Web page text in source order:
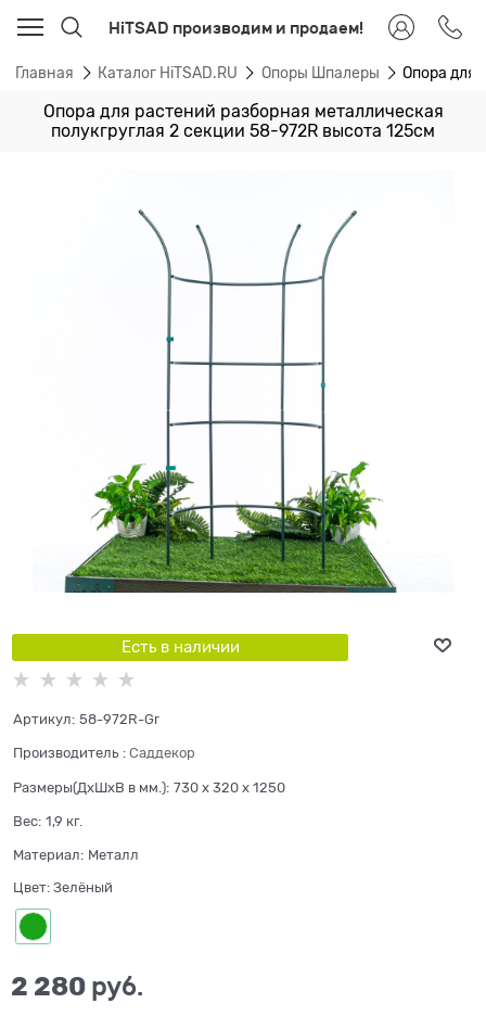
HiTSAD производим и продаем!
Главная Каталог HiTSAD.RU Опоры Шпалеры Опора для
Опора для растений разборная металлическая
полукгруглая 2 секции 58-972R высота 125см
Есть в наличии
Артикул: 58-972R-Gr
Производитель : Саддекор
Размеры(ДхШхВ в мм.): 730 x 320 x 1250
Вес: 1,9 кг.
Материал: Металл
Цвет: Зелёный
2 280 руб.